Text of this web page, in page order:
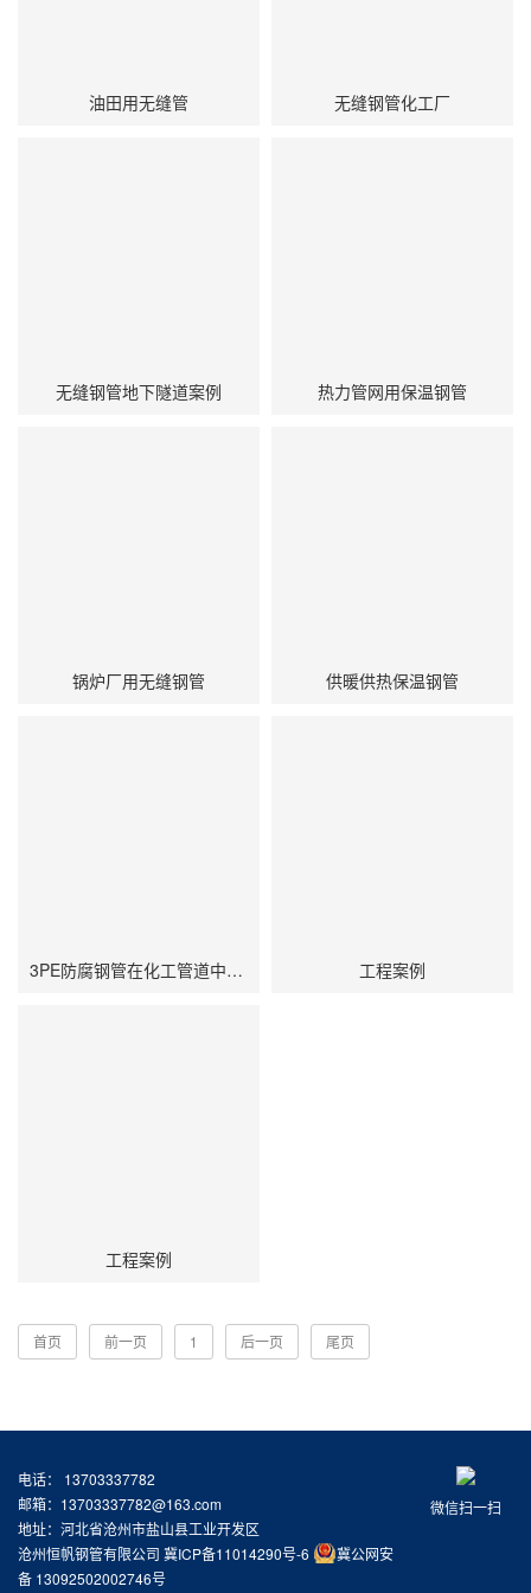
油田用无缝管 无缝钢管化工厂
无缝钢管地下隧道案例 热力管网用保温钢管
锅炉厂用无缝钢管 供暖供热保温钢管
3PE防腐钢管在化工管道中应用 工程案例
工程案例
首页 前一页 1 后一页 尾页
微信扫一扫
电话： 13703337782
邮箱：13703337782@163.com
地址：河北省沧州市盐山县工业开发区
沧州恒帆钢管有限公司 冀ICP备11014290号-6
冀公网安
备 13092502002746号